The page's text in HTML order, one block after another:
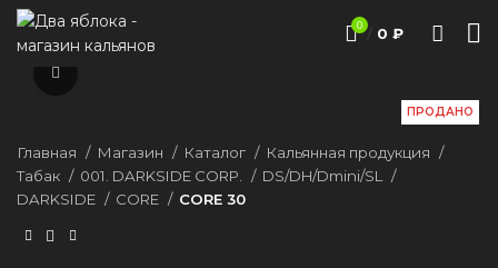
0 / 0 ₽
ПРОДАНО
Главная Магазин Каталог
Кальянная продукция
Табак
001. DARKSIDE CORP.
DS/DH/Dmini/SL
DARKSIDE
CORE CORE 30